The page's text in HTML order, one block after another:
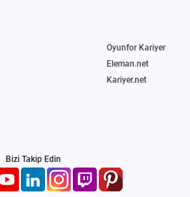
Oyunfor Kariyer
Eleman.net
Kariyer.net
Bizi Takip Edin